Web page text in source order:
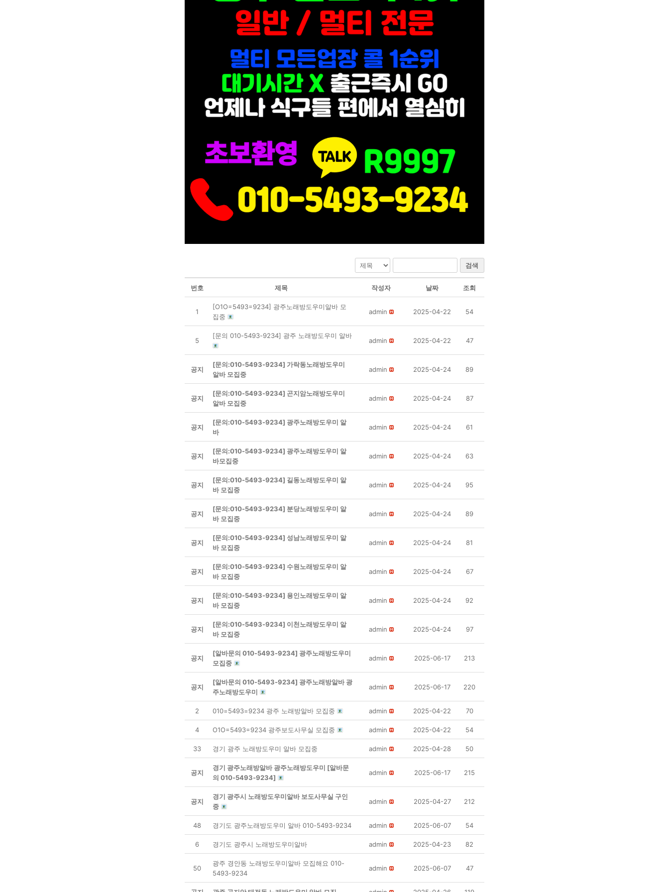
검색
번호 제목 작성자 날짜 조회
1
[O1O=5493=9234] 광주노래방도우미알바 모
집중
admin 2025-04-22 54
5
[문의 010-5493-9234] 광주 노래방도우미 알바
admin 2025-04-22 47
공지
[문의:010-5493-9234] 가락동노래방도우미
알바 모집중
admin 2025-04-24 89
공지
[문의:010-5493-9234] 곤지암노래방도우미
알바 모집중
admin 2025-04-24 87
공지
[문의:010-5493-9234] 광주노래방도우미 알
바
admin 2025-04-24 61
공지
[문의:010-5493-9234] 광주노래방도우미 알
바모집중
admin 2025-04-24 63
공지
[문의:010-5493-9234] 길동노래방도우미 알
바 모집중
admin 2025-04-24 95
공지
[문의:010-5493-9234] 분당노래방도우미 알
바 모집중
admin 2025-04-24 89
공지
[문의:010-5493-9234] 성남노래방도우미 알
바 모집중
admin 2025-04-24 81
공지
[문의:010-5493-9234] 수원노래방도우미 알
바 모집중
admin 2025-04-24 67
공지
[문의:010-5493-9234] 용인노래방도우미 알
바 모집중
admin 2025-04-24 92
공지
[문의:010-5493-9234] 이천노래방도우미 알
바 모집중
admin 2025-04-24 97
공지
[알바문의 010-5493-9234] 광주노래방도우미
모집중
admin 2025-06-17 213
공지
[알바문의 010-5493-9234] 광주노래방알바 광
주노래방도우미
admin 2025-06-17 220
2 010=5493=9234 광주 노래방알바 모집중 admin 2025-04-22 70
4 O1O=5493=9234 광주보도사무실 모집중 admin 2025-04-22 54
33 경기 광주 노래방도우미 알바 모집중 admin 2025-04-28 50
공지
경기 광주노래방알바 광주노래방도우미 [알바문
의 010-5493-9234]
admin 2025-06-17 215
공지
경기 광주시 노래방도우미알바 보도사무실 구인
중
admin 2025-04-27 212
48 경기도 광주노래방도우미 알바 010-5493-9234 admin 2025-06-07 54
6 경기도 광주시 노래방도우미알바 admin 2025-04-23 82
50
광주 경안동 노래방도우미알바 모집해요 010-
5493-9234
admin 2025-06-07 47